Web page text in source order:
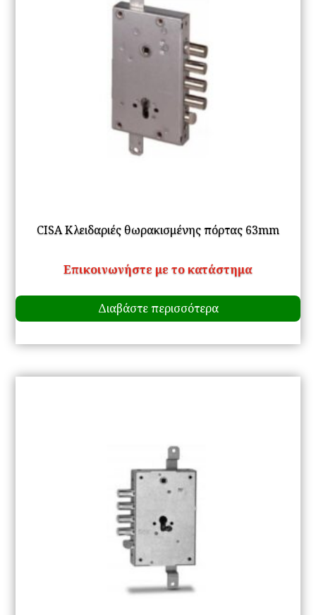
CISA Κλειδαριές θωρακισμένης πόρτας 63mm
Επικοινωνήστε με το κατάστημα
Διαβάστε περισσότερα